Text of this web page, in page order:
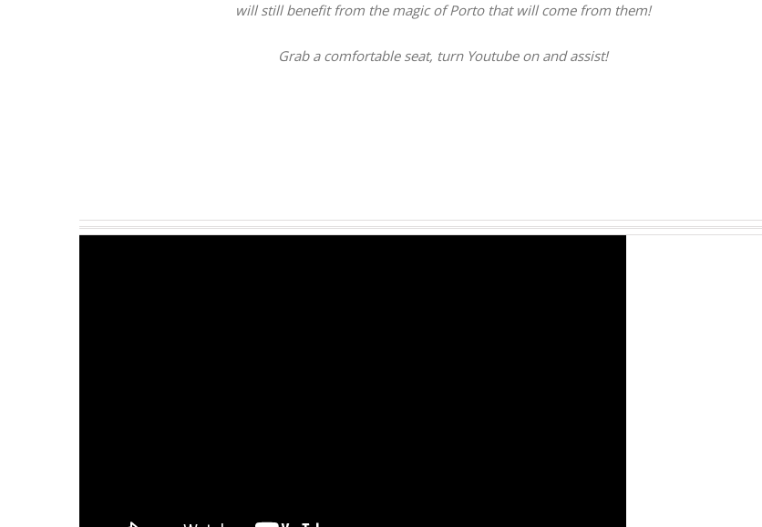
will still benefit from the magic of Porto that will come from them!
Grab a comfortable seat, turn Youtube on and assist!